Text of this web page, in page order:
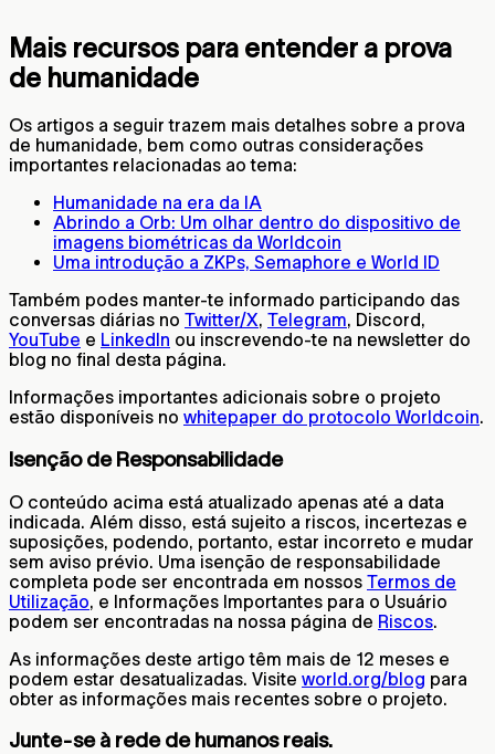
Mais recursos para entender a prova
de humanidade
Os artigos a seguir trazem mais detalhes sobre a prova
de humanidade, bem como outras considerações
importantes relacionadas ao tema:
Humanidade na era da IA
Abrindo a Orb: Um olhar dentro do dispositivo de
imagens biométricas da Worldcoin
Uma introdução a ZKPs, Semaphore e World ID
Também podes manter-te informado participando das
conversas diárias no Twitter/X, Telegram, Discord,
YouTube e LinkedIn ou inscrevendo-te na newsletter do
blog no final desta página.
Informações importantes adicionais sobre o projeto
estão disponíveis no whitepaper do protocolo Worldcoin.
Isenção de Responsabilidade
O conteúdo acima está atualizado apenas até a data
indicada. Além disso, está sujeito a riscos, incertezas e
suposições, podendo, portanto, estar incorreto e mudar
sem aviso prévio. Uma isenção de responsabilidade
completa pode ser encontrada em nossos Termos de
Utilização, e Informações Importantes para o Usuário
podem ser encontradas na nossa página de Riscos.
As informações deste artigo têm mais de 12 meses e
podem estar desatualizadas. Visite world.org/blog para
obter as informações mais recentes sobre o projeto.
Junte-se à rede de humanos reais.